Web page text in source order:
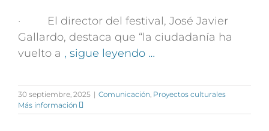
· El director del festival, José Javier
Gallardo, destaca que “la ciudadanía ha
vuelto a , sigue leyendo …
30 septiembre, 2025 | Comunicación Proyectos culturales
Más información